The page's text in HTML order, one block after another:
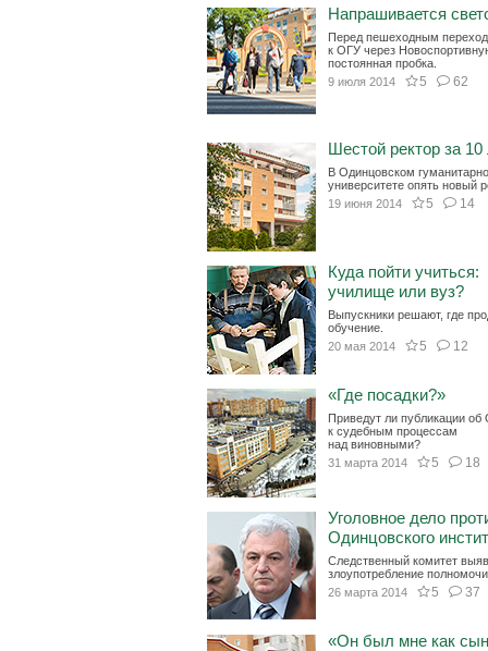
Напрашивается
Перед пешеходным
к ОГУ через
постоянная пробка.
9 июля 2014
5 62
Шестой ректор за 10
В Одинцовском
университете опять новый
19 июня 2014
5 14
Куда пойти учиться:
училище или вуз?
Выпускники решают, где
обучение.
20 мая 2014
5 12
«Где посадки?»
Приведут ли публикации
к судебным процессам
над виновными?
31 марта 2014
5 18
Уголовное дело
Одинцовского
Следственный комитет
злоупотребление
26 марта 2014
5 37
«Он был мне как